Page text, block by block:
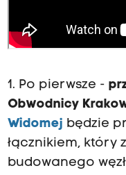
1. Po pierwsze -
Obwodnicy
Widomej będzie
łącznikiem, który
budowanego